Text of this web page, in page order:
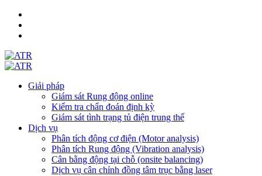
Giải pháp
Giám sát Rung động online
Kiểm tra chẩn đoán định kỳ
Giám sát tình trạng tủ điện trung thế
Dịch vụ
Phân tích động cơ điện (Motor analysis)
Phân tích Rung động (Vibration analysis)
Cân bằng động tại chỗ (onsite balancing)
Dịch vụ cân chỉnh đồng tâm trục bằng laser